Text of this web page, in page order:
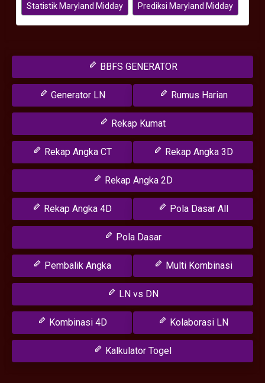
Statistik Maryland Midday Prediksi Maryland Midday
BBFS GENERATOR
Generator LN Rumus Harian
Rekap Kumat
Rekap Angka CT Rekap Angka 3D
Rekap Angka 2D
Rekap Angka 4D Pola Dasar All
Pola Dasar
Pembalik Angka Multi Kombinasi
LN vs DN
Kombinasi 4D Kolaborasi LN
Kalkulator Togel